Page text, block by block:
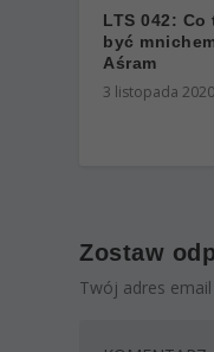
LTS 042: Co
być
Aśram
3 listopada 2020
Zostaw
Twój adres